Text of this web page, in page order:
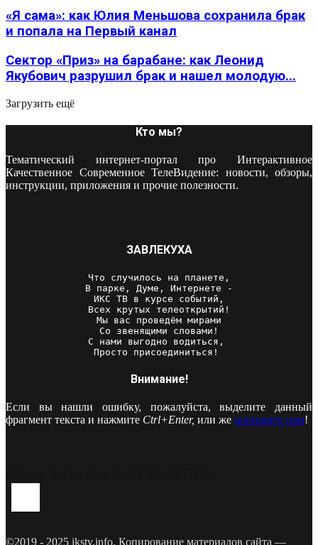
«Я сама»: как Юлия Меньшова сохранила брак
и попала на Первый канал
Сектор «Приз» на барабане: как Леонид
Якубович разрушил брак и нашел молодую...
Загрузить ещё
Кто мы?
Тематический интернет-портал про Интерактивное
Качественное Современное ТелеВидение: новости, обзоры,
инструкции, приложения и прочие полезности.
ЗАВЛЕКУХА
Что случилось на планете,
В парке, Думе, Интернете -
ИКС ТВ в курсе событий,
Всех крутых телеоткрытий!
Мы вас проведём мирами
Со звенящими словами!
С нами выгодно водиться,
Просто присоединиться!
Внимание!
Если вы нашли ошибку, пожалуйста, выделите данный
фрагмент текста и нажмите Ctrl+Enter, или же напишите нам!
©2019 - 2025 ikstv.info. Копирование материалов сайта —